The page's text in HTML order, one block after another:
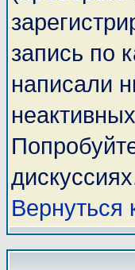
запись по
написали
Вернуться